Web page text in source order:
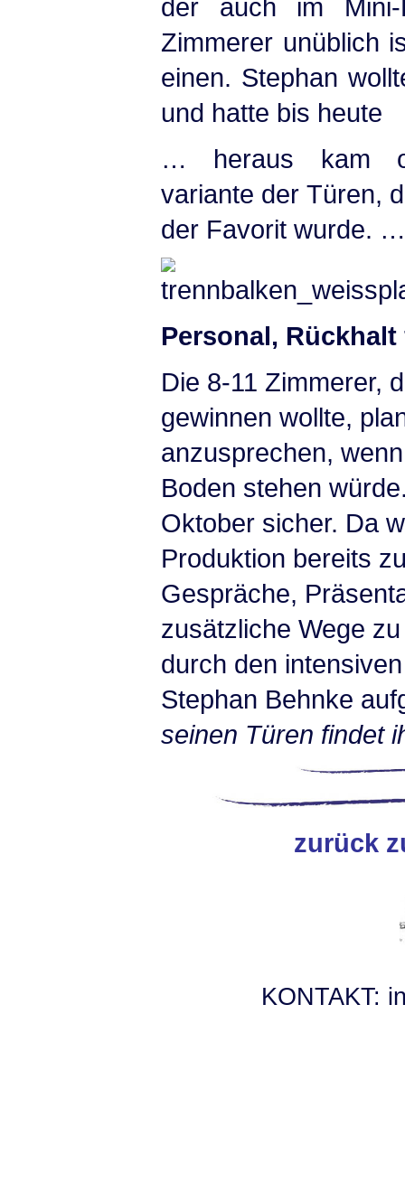
der auch im Mini-
Zimmerer unüblich
einen. Stephan
und hatte bis heute
… heraus kam
variante der Türen,
der Favorit wurde. …
Personal,
Die 8-11 Zimmerer,
gewinnen wollte,
anzusprechen,
Boden stehen
Oktober sicher. Da
Produktion bereits
Gespräche,
zusätzliche Wege
durch den
Stephan Behnke
seinen Türen findet
zurück
KONTAKT: